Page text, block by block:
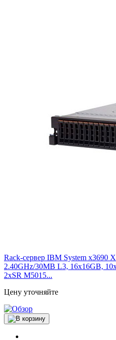
Rack-сервер IBM System x3690
2.40GHz/30MB L3, 16x16GB,
2xSR M5015...
Цену уточняйте